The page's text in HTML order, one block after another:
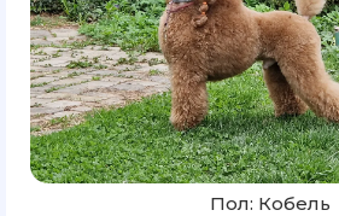
Пол: Кобель